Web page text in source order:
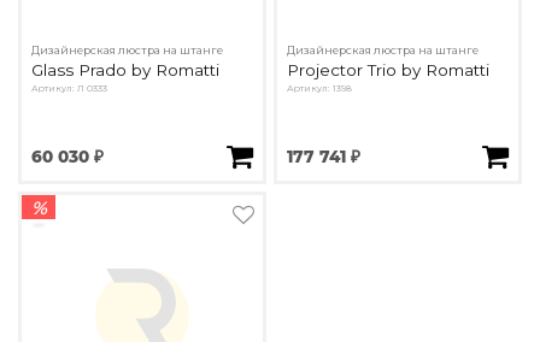
Дизайнерская люстра на штанге
Glass Prado by Romatti
Артикул: Л 0333
60 030 ₽
Дизайнерская люстра на штанге
Projector Trio by Romatti
Артикул: 1398
177 741 ₽
%